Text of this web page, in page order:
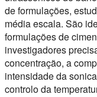
de formulações,
média escala. São
formulações de
investigadores
concentração, a
intensidade da
controlo da